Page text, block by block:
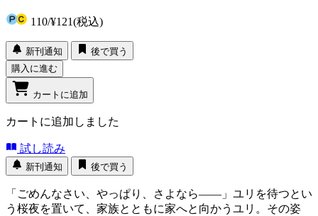
110/¥121(税込)
新刊通知
後で買う
購入に進む
カートに追加
カートに追加しました
試し読み
新刊通知 後で買う
「ごめんなさい、やっぱり、さよなら――」ユリを待つとい
う桜夜を置いて、家族とともに家へと向かうユリ。その姿